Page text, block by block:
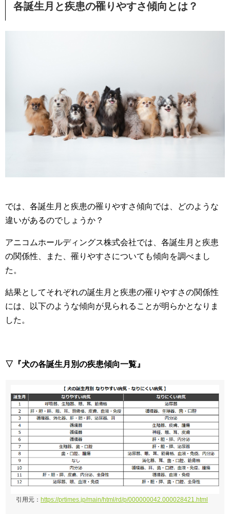
各誕生月と疾患の罹りやすさ傾向とは？
では、各誕生月と疾患の罹りやすさ傾向では、どのような
違いがあるのでしょうか？
アニコムホールディングス株式会社では、各誕生月と疾患
の関係性、また、罹りやすさについても傾向を調べまし
た。
結果としてそれぞれの誕生月と疾患の罹りやすさの関係性
には、以下のような傾向が見られることが明らかとなりま
した。
▽『犬の各誕生月別の疾患傾向一覧』
引用元： https://prtimes.jp/main/html/rd/p/000000042.000028421.html